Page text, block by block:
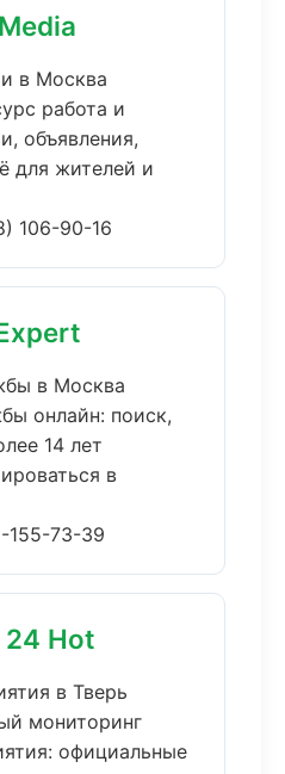
в Москва
работа и
объявления,
для жителей и
106-90-16
в Москва
онлайн: поиск,
14 лет
в
155-73-39
24 Hot
в Тверь
мониторинг
официальные